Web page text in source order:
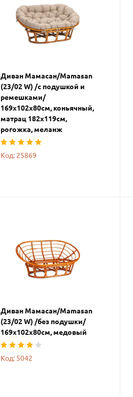
Диван Мамасан/Mamasan
(23/02 W) /с подушкой и
ремешками/
169х102х80см, коньячный,
матрац 182х119см,
рогожка, меланж
Код: 25869
Диван Мамасан/Mamasan
(23/02 W) /без подушки/
169х102х80см, медовый
Код: 5042